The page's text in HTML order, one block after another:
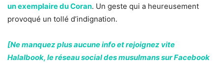
un exemplaire du Coran. Un geste qui a heureusement
provoqué un tollé d’indignation.
[Ne manquez plus aucune info et rejoignez vite
Halalbook, le réseau social des musulmans sur Facebook